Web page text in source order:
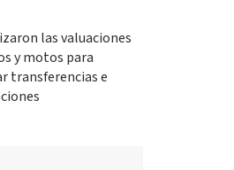
las valuaciones
y motos para
transferencias e